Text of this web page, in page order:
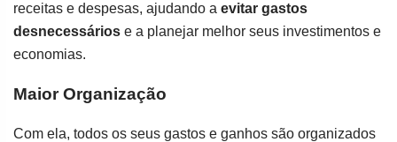
receitas e despesas, ajudando a evitar gastos
desnecessários e a planejar melhor seus investimentos e
economias.
Maior Organização
Com ela, todos os seus gastos e ganhos são organizados